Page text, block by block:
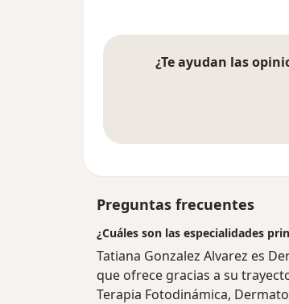
¿Te ayudan las
Preguntas frecuentes
¿Cuáles son las especialidades
Tatiana Gonzalez Alvarez es
que ofrece gracias a su
Terapia Fotodinámica,